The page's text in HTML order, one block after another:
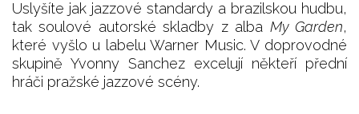
Uslyšíte jak jazzové standardy a brazilskou hudbu,
tak soulové autorské skladby z alba My Garden,
které vyšlo u labelu Warner Music. V doprovodné
skupině Yvonny Sanchez excelují někteří přední
hráči pražské jazzové scény.